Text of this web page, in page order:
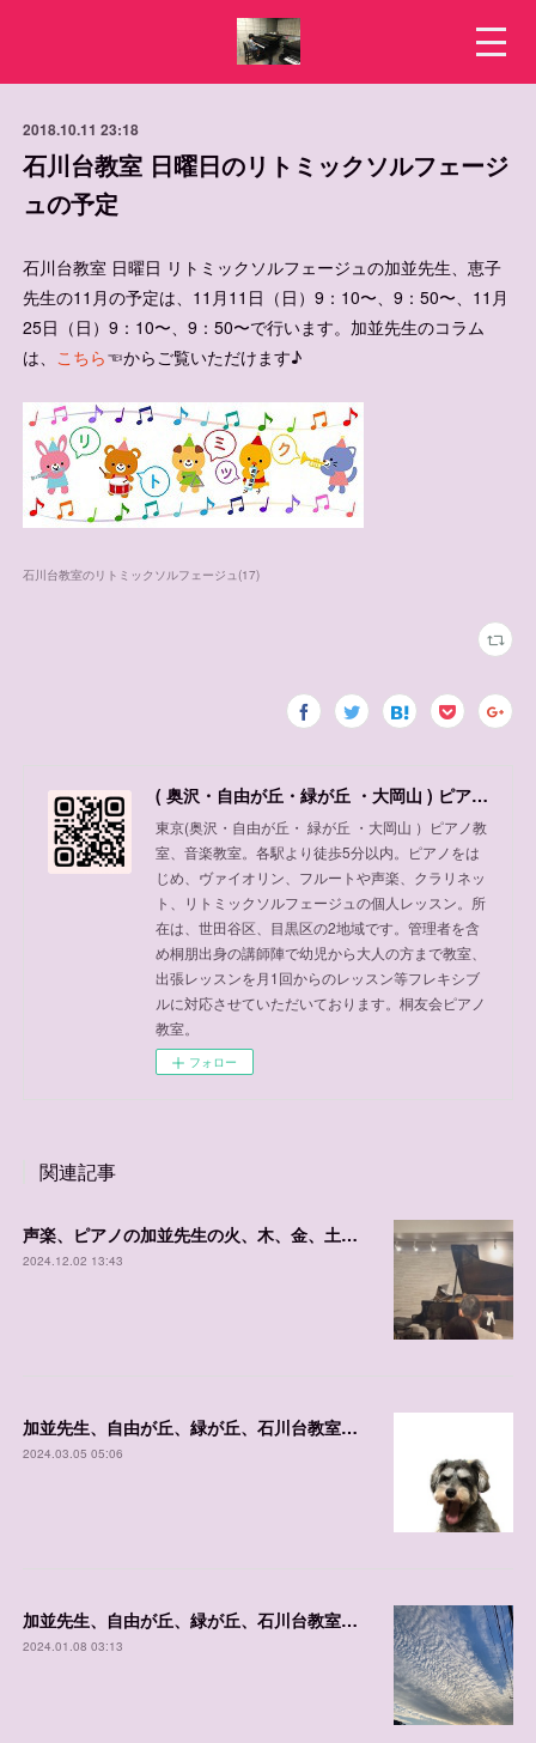
2018.10.11 23:18
石川台教室 日曜日のリトミックソルフェージ
ュの予定
石川台教室 日曜日 リトミックソルフェージュの加並先生、恵子
先生の11月の予定は、11月11日（日）9：10〜、9：50〜、11月
25日（日）9：10〜、9：50〜で行います。加並先生のコラム
は、 こちら☜からご覧いただけます♪
石川台教室のリトミックソルフェージュ(17)
( 奥沢・自由が丘・緑が丘 ・大岡山 ) ピアノ教室、音楽教室
東京(奥沢・自由が丘・ 緑が丘 ・大岡山 ）ピアノ教
室、音楽教室。各駅より徒歩5分以内。ピアノをは
じめ、ヴァイオリン、フルートや声楽、クラリネッ
ト、リトミックソルフェージュの個人レッスン。所
在は、世田谷区、目黒区の2地域です。管理者を含
め桐朋出身の講師陣で幼児から大人の方まで教室、
出張レッスンを月1回からのレッスン等フレキシブ
ルに対応させていただいております。桐友会ピアノ
教室。
フォロー
関連記事
声楽、ピアノの加並先生の火、木、金、土、日の体験可能日程
2024.12.02 13:43
加並先生、自由が丘、緑が丘、石川台教室 体験レッスンご案内日程
2024.03.05 05:06
加並先生、自由が丘、緑が丘、石川台教室 レッスン可能枠
2024.01.08 03:13